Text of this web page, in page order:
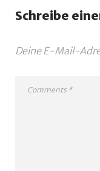
Schreibe
Deine E-Mail-